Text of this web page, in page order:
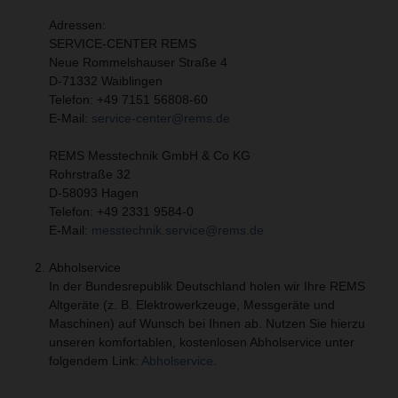
Adressen:
SERVICE-CENTER REMS
Neue Rommelshauser Straße 4
D-71332 Waiblingen​
Telefon: +49 7151 56808-60
E-Mail: service-center@rems.de
REMS Messtechnik GmbH & Co KG
Rohrstraße 32
D-58093 Hagen
Telefon: +49 2331 9584-0
E-Mail: messtechnik.service@rems.de
Abholservice
In der Bundesrepublik Deutschland holen wir Ihre REMS
Altgeräte (z. B. Elektrowerkzeuge, Messgeräte und
Maschinen) auf Wunsch bei Ihnen ab. Nutzen Sie hierzu
unseren komfortablen, kostenlosen Abholservice unter
folgendem Link: Abholservice